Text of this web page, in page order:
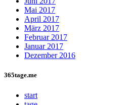
Mai 2017
April 2017
März 2017
Februar 2017
Januar 2017
Dezember 2016
365tage.me
start